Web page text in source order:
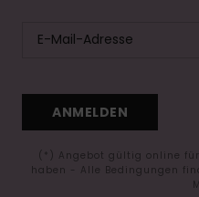
ANMELDEN
(*) Angebot gültig online
haben - Alle Bedingungen